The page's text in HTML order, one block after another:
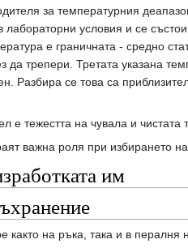
за температурния
условия и се
е граничната - средно
да трепери. Третата указана
Разбира се това са
е тежестта на чувала и
важна роля при избирането на
им
както на ръка, така и в